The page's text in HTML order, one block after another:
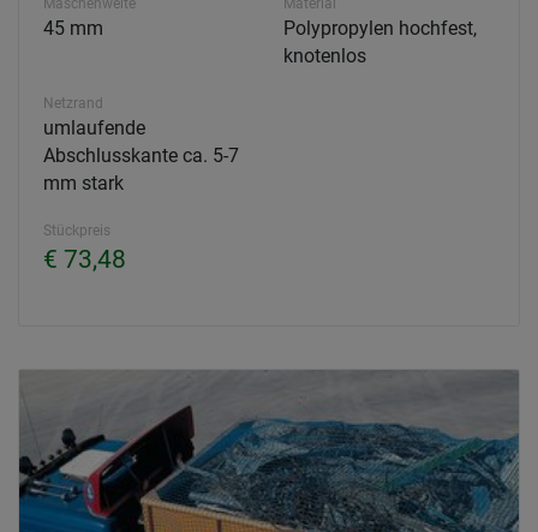
Maschenweite
45 mm
Material
Polypropylen hochfest,
knotenlos
Netzrand
umlaufende
Abschlusskante ca. 5-7
mm stark
Stückpreis
€ 73,48